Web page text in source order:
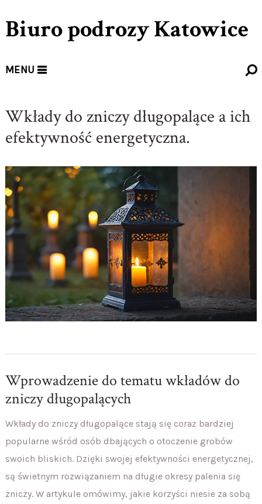
Biuro podrozy Katowice
MENU
Wkłady do zniczy długopalące a ich
efektywność energetyczna.
Wprowadzenie do tematu wkładów do
zniczy długopalących
Wkłady do zniczy długopalące stają się coraz bardziej
popularne wśród osób dbających o otoczenie grobów
swoich bliskich. Dzięki swojej efektywności energetycznej,
są świetnym rozwiązaniem na długie okresy palenia się
zniczy. W artykule omówimy, jakie korzyści niesie za sobą